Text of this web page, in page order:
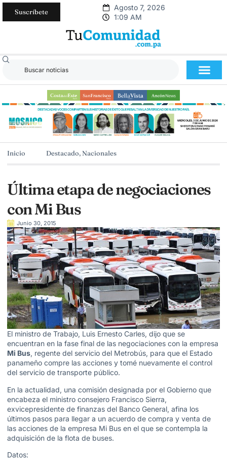
Suscríbete
Agosto 7, 2026
1:09 AM
Inicio Destacado,Nacionales
Última etapa de negociaciones
con Mi Bus
Junio 30, 2015
El ministro de Trabajo, Luis Ernesto Carles, dijo que se
encuentran en la fase final de las negociaciones con la empresa
Mi Bus, regente del servicio del Metrobús, para que el Estado
panameño compre las acciones y tomé nuevamente el control
del servicio de transporte público.
En la actualidad, una comisión designada por el Gobierno que
encabeza el ministro consejero Francisco Sierra,
exvicepresidente de finanzas del Banco General, afina los
últimos pasos para llegar a un acuerdo de compra y venta de
las acciones de la empresa Mi Bus en el que se contempla la
adquisición de la flota de buses.
Datos: